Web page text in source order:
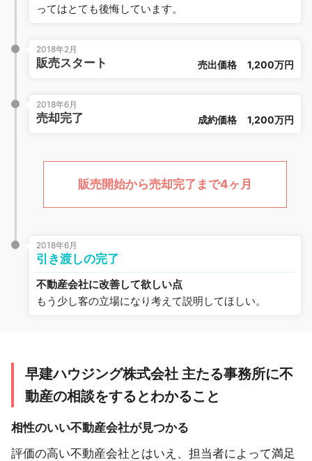
ってはとても後悔しています。
2018年2月
販売スタート 売出価格 1,200万円
2018年6月
売却完了 成約価格 1,200万円
販売開始から売却完了まで4ヶ月
2018年6月
引き渡しの完了
不動産会社に改善して欲しい点
もう少し客の立場になり考えて説明してほしい。
早建ハウジング株式会社 主たる事務所に不
動産の相談をするとわかること
相性のいい不動産会社が見つかる
評価の高い不動産会社とはいえ、担当者によって満足